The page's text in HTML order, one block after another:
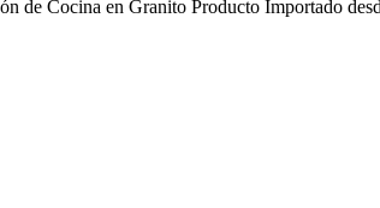
de Cocina en Granito Producto Importado